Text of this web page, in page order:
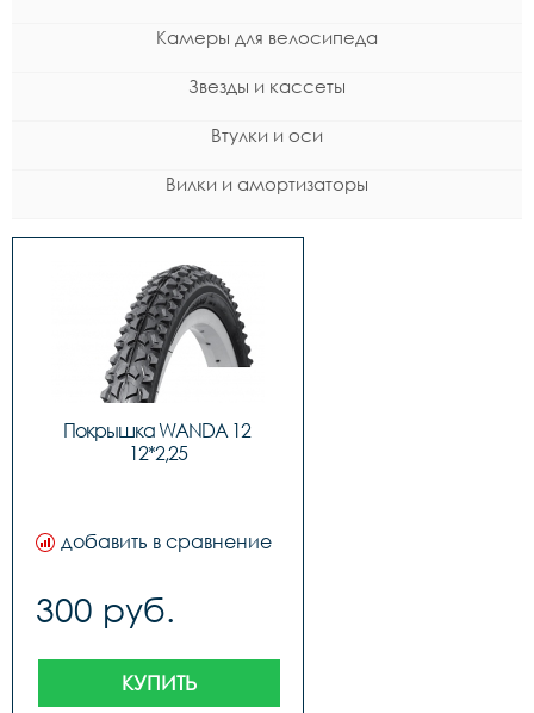
Камеры для велосипеда
Звезды и кассеты
Втулки и оси
Вилки и амортизаторы
Покрышка WANDA 12
12*2,25
добавить в сравнение
300 руб.
КУПИТЬ